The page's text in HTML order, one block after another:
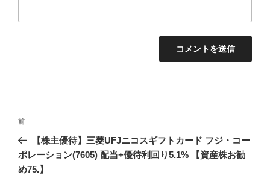
投
ナ
ビ
前
の
投
稿
前
【株主優待】三菱UFJニコスギフトカード フジ・コー
ポレーション(7605) 配当+優待利回り5.1% 【資産株お勧
め75.】